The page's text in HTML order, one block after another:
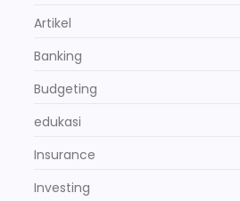
Artikel
Banking
Budgeting
edukasi
Insurance
Investing